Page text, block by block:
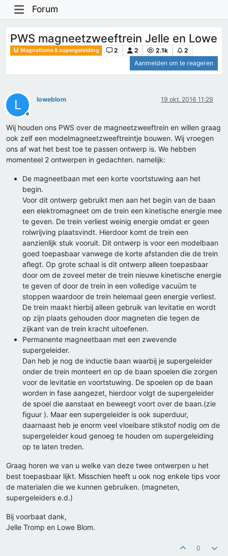
Forum
PWS magneetzweeftrein Jelle en Lowe
Magnetisme & supergeleiding 2 2 2.1k
2
Aanmelden om te reageren
L
Offline
loweblom 19 okt. 2016 11:29
Wij houden ons PWS over de magneetzweeftrein en willen graag
ook zelf een modelmagneetzweeftreintje bouwen. Wij vroegen
ons af wat het best toe te passen ontwerp is. We hebben
momenteel 2 ontwerpen in gedachten. namelijk:
De magneetbaan met een korte voortstuwing aan het
begin.
Voor dit ontwerp gebruikt men aan het begin van de baan
een elektromagneet om de trein een kinetische energie mee
te geven. De trein verliest weinig energie omdat er geen
rolwrijving plaatsvindt. Hierdoor komt de trein een
aanzienlijk stuk vooruit. Dit ontwerp is voor een modelbaan
goed toepasbaar vanwege de korte afstanden die de trein
aflegt. Op grote schaal is dit ontwerp alleen toepasbaar
door om de zoveel meter de trein nieuwe kinetische energie
te geven of door de trein in een volledige vacuüm te
stoppen waardoor de trein helemaal geen energie verliest.
De trein maakt hierbij alleen gebruik van levitatie en wordt
op zijn plaats gehouden door magneten die tegen de
zijkant van de trein kracht uitoefenen.
Permanente magneetbaan met een zwevende
supergeleider.
Dan heb je nog de inductie baan waarbij je supergeleider
onder de trein monteert en op de baan spoelen die zorgen
voor de levitatie en voortstuwing. De spoelen op de baan
worden in fase aangezet, hierdoor volgt de supergeleider
de spoel die aanstaat en beweegt voort over de baan.(zie
figuur ). Maar een supergeleider is ook superduur,
daarnaast heb je enorm veel vloeibare stikstof nodig om de
supergeleider koud genoeg te houden om supergeleiding
op te laten treden.
Graag horen we van u welke van deze twee ontwerpen u het
best toepasbaar lijkt. Misschien heeft u ook nog enkele tips voor
de materialen die we kunnen gebruiken. (magneten,
supergeleiders e.d.)
Bij voorbaat dank,
Jelle Tromp en Lowe Blom.
0